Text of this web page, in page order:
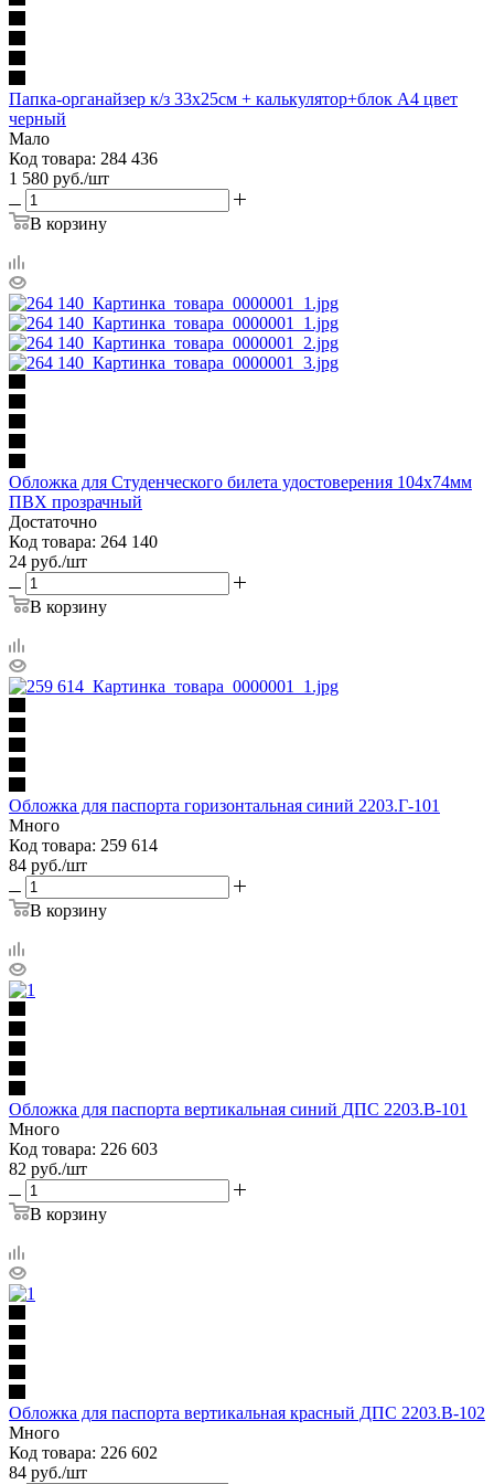
Папка-органайзер к/з 33х25см + калькулятор+блок А4 цвет
черный
Мало
Код товара: 284 436
1 580 руб./шт
В корзину
Обложка для Студенческого билета удостоверения 104х74мм
ПВХ прозрачный
Достаточно
Код товара: 264 140
24 руб./шт
В корзину
Обложка для паспорта горизонтальная синий 2203.Г-101
Много
Код товара: 259 614
84 руб./шт
В корзину
Обложка для паспорта вертикальная синий ДПС 2203.В-101
Много
Код товара: 226 603
82 руб./шт
В корзину
Обложка для паспорта вертикальная красный ДПС 2203.В-102
Много
Код товара: 226 602
84 руб./шт